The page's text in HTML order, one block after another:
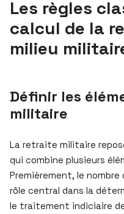
Les règles
calcul de la
milieu
Définir les
militaire
La retraite militaire
qui combine plusieurs
Premièrement, le
rôle central dans la
le traitement indiciaire